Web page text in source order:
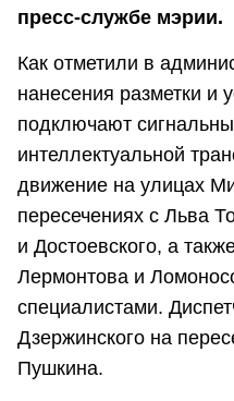
пресс-службе мэрии.
Как отметили в
нанесения разметки и
подключают
интеллектуальной
движение на улицах
пересечениях с Льва
и Достоевского, а
Лермонтова и
специалистами.
Дзержинского на
Пушкина.